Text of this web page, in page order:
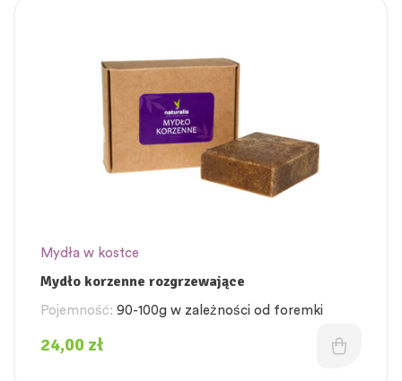
Mydła w kostce
Mydło korzenne rozgrzewające
Pojemność: 90-100g w zależności od foremki
24,00 zł